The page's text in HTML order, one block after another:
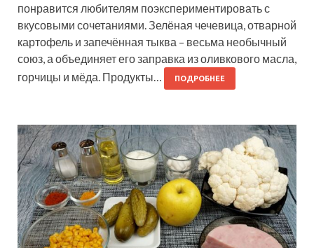
понравится любителям поэкспериментировать с
вкусовыми сочетаниями. Зелёная чечевица, отварной
картофель и запечённая тыква – весьма необычный
союз, а объединяет его заправка из оливкового масла,
горчицы и мёда. Продукты…
ПОДРОБНЕЕ